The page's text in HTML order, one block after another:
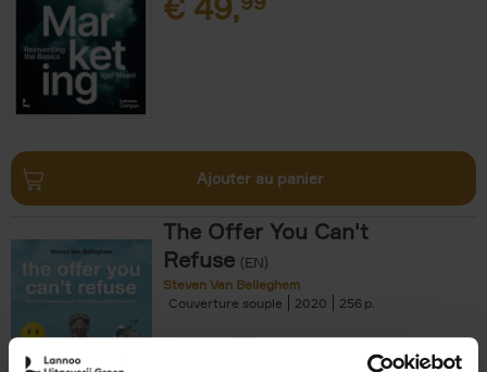
Ajouter au panier
The Offer You Can't
Refuse (EN)
Steven Van Belleghem
Couverture souple
2020 256
€37,50